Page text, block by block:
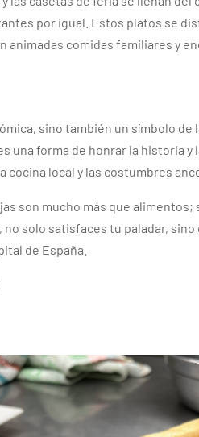
por igual. Estos platos se
comidas familiares y
sino también un símbolo de
una forma de honrar la historia y
local y las costumbres
son mucho más que alimentos;
solo satisfaces tu paladar,
de España.